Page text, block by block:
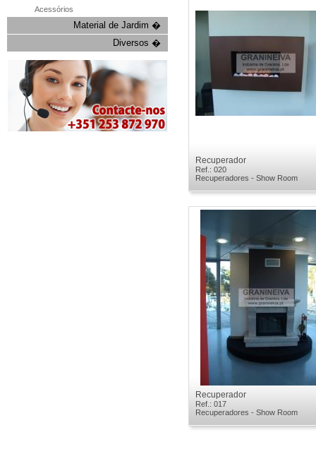
Acessórios
Material de Jardim �
Diversos �
Recuperador
Ref.: 020
Recuperadores - Show Room
Recuperador
Ref.: 017
Recuperadores - Show Room